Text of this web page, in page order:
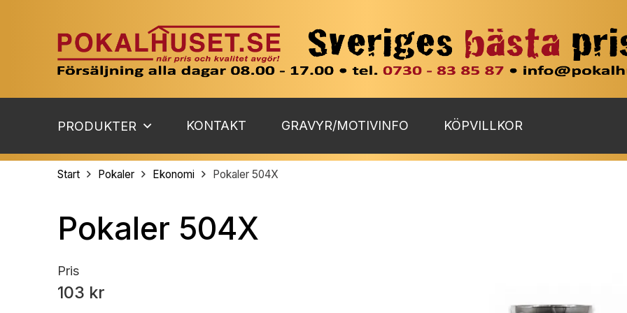
PRODUKTER KONTAKT GRAVYR/MOTIVINFO KÖPVILLKOR
Start Pokaler Ekonomi Pokaler 504X
Pokaler 504X
Pris
103 kr